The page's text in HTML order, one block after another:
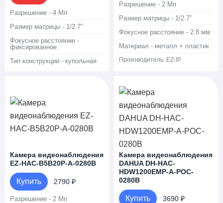
Разрешение - 4 Мп
Размер матрицы - 1/2.7”
Фокусное расстояние -
фиксированное
Тип конструкции - купольная
Разрешение - 2 Мп
Размер матрицы - 1/2.7”
Фокусное расстояние - 2.8 мм
Материал - металл + пластик
Производитель: EZ-IP
Камера видеонаблюдения
EZ-HAC-B5B20P-A-0280B
Купить 2790 ₽
Разрешение - 2 Мп
Камера видеонаблюдения
DAHUA DH-HAC-
HDW1200EMP-A-POC-
0280B
Купить 3690 ₽